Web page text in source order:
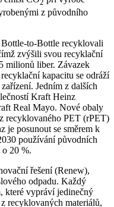
2
z původního
to-Bottle recyklovali
zvýšili svou recyklační
milionů liber. Závazek
kapacitu se odráží
Jedním z dalších
Kraft Heinz
Real Mayo. Nové obaly
recyklovaného PET (rPET)
je posunout se směrem k
používání původních
20 %.
řešení (Renew),
odpadu. Každý
které vypráví jedinečný
recyklovaných materiálů,